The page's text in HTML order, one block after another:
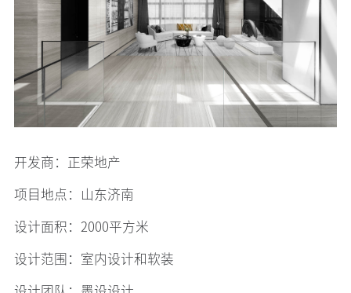
开发商：正荣地产
项目地点：山东济南
设计面积：2000平方米
设计范围：室内设计和软装